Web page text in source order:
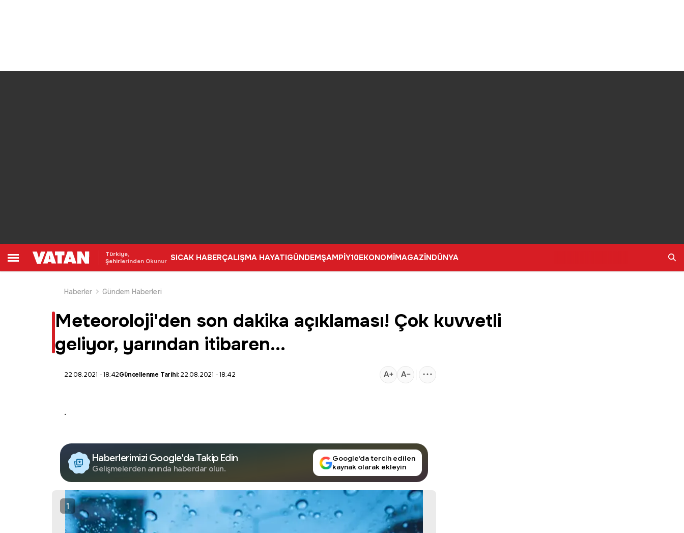
Türkiye,
Şehirlerinden Okunur SICAK HABERÇALIŞMA HAYATIGÜNDEMŞAMPİY10EKONOMİMAGAZİNDÜNYA
Haberler
Gündem Haberleri
Meteoroloji'den son dakika açıklaması! Çok kuvvetli
geliyor, yarından itibaren...
22.08.2021 - 18:42Güncellenme Tarihi:22.08.2021 - 18:42
.
Haberlerimizi Google'da Takip Edin
Gelişmelerden anında haberdar olun.
Google’da tercih edilen
kaynak olarak ekleyin
1